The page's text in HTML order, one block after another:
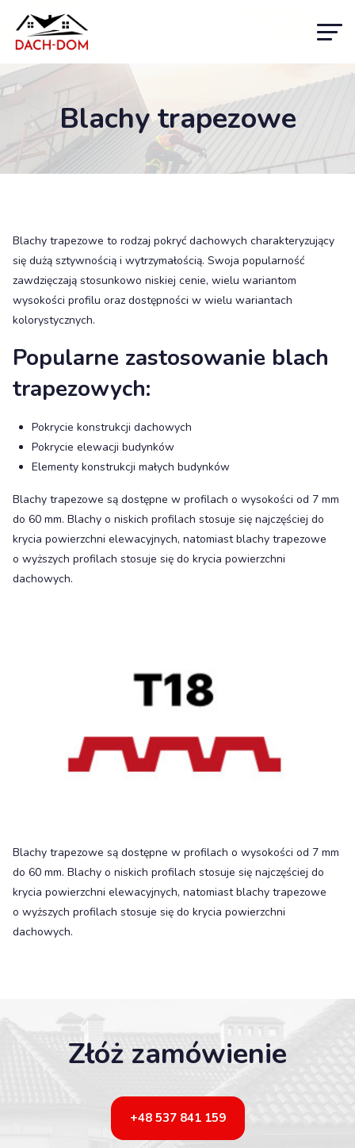
Blachy trapezowe
Blachy trapezowe to rodzaj pokryć dachowych charakteryzujący
się dużą sztywnością i wytrzymałością. Swoja popularność
zawdzięczają stosunkowo niskiej cenie, wielu wariantom
wysokości profilu oraz dostępności w wielu wariantach
kolorystycznych.
Popularne zastosowanie blach
trapezowych:
Pokrycie konstrukcji dachowych
Pokrycie elewacji budynków
Elementy konstrukcji małych budynków
Blachy trapezowe są dostępne w profilach o wysokości od 7 mm
do 60 mm. Blachy o niskich profilach stosuje się najczęściej do
krycia powierzchni elewacyjnych, natomiast blachy trapezowe
o wyższych profilach stosuje się do krycia powierzchni
dachowych.
Blachy trapezowe są dostępne w profilach o wysokości od 7 mm
do 60 mm. Blachy o niskich profilach stosuje się najczęściej do
krycia powierzchni elewacyjnych, natomiast blachy trapezowe
o wyższych profilach stosuje się do krycia powierzchni
dachowych.
Złóż zamówienie
+48 537 841 159